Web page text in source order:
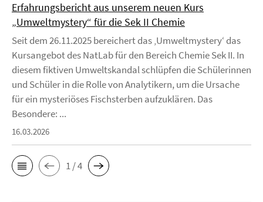
Erfahrungsbericht aus unserem neuen Kurs
„Umweltmystery“ für die Sek II Chemie
Seit dem 26.11.2025 bereichert das ‚Umweltmystery‘ das
Kursangebot des NatLab für den Bereich Chemie Sek II. In
diesem fiktiven Umweltskandal schlüpfen die Schülerinnen
und Schüler in die Rolle von Analytikern, um die Ursache
für ein mysteriöses Fischsterben aufzuklären. Das
Besondere: ...
16.03.2026
1 / 4